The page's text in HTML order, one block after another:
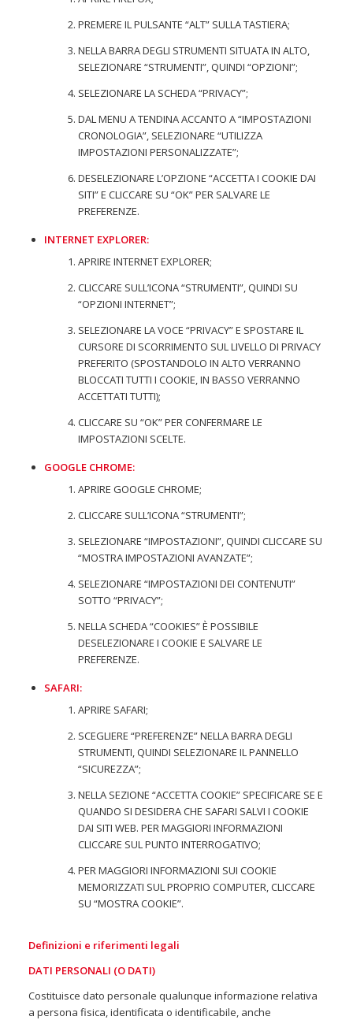
PREMERE IL PULSANTE “ALT” SULLA TASTIERA;
NELLA BARRA DEGLI STRUMENTI SITUATA IN ALTO,
SELEZIONARE “STRUMENTI”, QUINDI “OPZIONI”;
SELEZIONARE LA SCHEDA “PRIVACY”;
DAL MENU A TENDINA ACCANTO A “IMPOSTAZIONI
CRONOLOGIA”, SELEZIONARE “UTILIZZA
IMPOSTAZIONI PERSONALIZZATE”;
DESELEZIONARE L’OPZIONE “ACCETTA I COOKIE DAI
SITI” E CLICCARE SU “OK” PER SALVARE LE
PREFERENZE.
INTERNET EXPLORER:
APRIRE INTERNET EXPLORER;
CLICCARE SULL’ICONA “STRUMENTI”, QUINDI SU
“OPZIONI INTERNET”;
SELEZIONARE LA VOCE “PRIVACY” E SPOSTARE IL
CURSORE DI SCORRIMENTO SUL LIVELLO DI PRIVACY
PREFERITO (SPOSTANDOLO IN ALTO VERRANNO
BLOCCATI TUTTI I COOKIE, IN BASSO VERRANNO
ACCETTATI TUTTI);
CLICCARE SU “OK” PER CONFERMARE LE
IMPOSTAZIONI SCELTE.
GOOGLE CHROME:
APRIRE GOOGLE CHROME;
CLICCARE SULL’ICONA “STRUMENTI”;
SELEZIONARE “IMPOSTAZIONI”, QUINDI CLICCARE SU
“MOSTRA IMPOSTAZIONI AVANZATE”;
SELEZIONARE “IMPOSTAZIONI DEI CONTENUTI”
SOTTO “PRIVACY”;
NELLA SCHEDA “COOKIES” È POSSIBILE
DESELEZIONARE I COOKIE E SALVARE LE
PREFERENZE.
SAFARI:
APRIRE SAFARI;
SCEGLIERE “PREFERENZE” NELLA BARRA DEGLI
STRUMENTI, QUINDI SELEZIONARE IL PANNELLO
“SICUREZZA”;
NELLA SEZIONE “ACCETTA COOKIE” SPECIFICARE SE E
QUANDO SI DESIDERA CHE SAFARI SALVI I COOKIE
DAI SITI WEB. PER MAGGIORI INFORMAZIONI
CLICCARE SUL PUNTO INTERROGATIVO;
PER MAGGIORI INFORMAZIONI SUI COOKIE
MEMORIZZATI SUL PROPRIO COMPUTER, CLICCARE
SU “MOSTRA COOKIE”.
Definizioni e riferimenti legali
DATI PERSONALI (O DATI)
Costituisce dato personale qualunque informazione relativa
a persona fisica, identificata o identificabile, anche